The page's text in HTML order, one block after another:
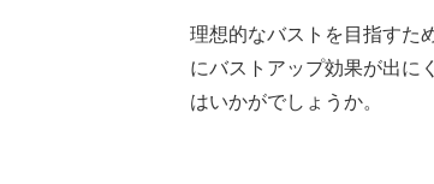
理想的なバストを目指すた
にバストアップ効果が出に
はいかがでしょうか。